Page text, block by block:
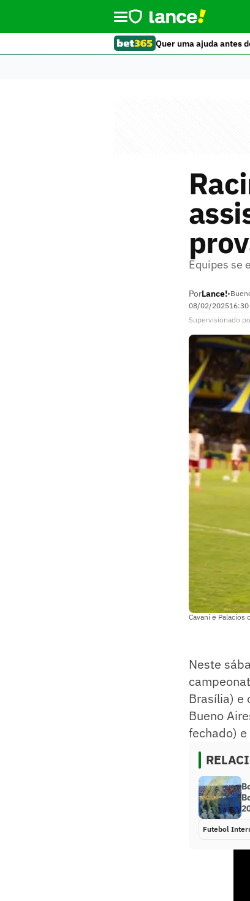
Quer uma ajuda antes
Equipes se
PorLance!•
08/02/202516:30
Supervisionado
Cavani e Palacios
Neste
Brasília) e
Bueno
fechado)
Futebol